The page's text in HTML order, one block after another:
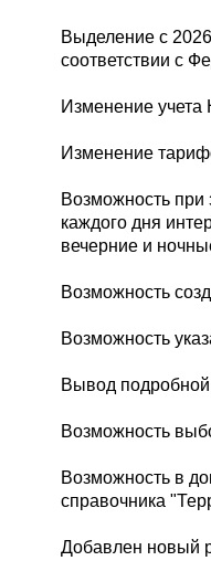
Выделение с
соответствии с
Изменение
Изменение
Возможность при
каждого дня
вечерние и
Возможность
Возможность
Вывод
Возможность
Возможность в
справочника
Добавлен новый